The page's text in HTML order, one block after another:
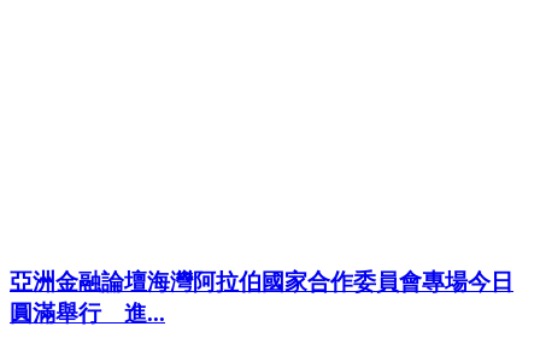
亞洲金融論壇海灣阿拉伯國家合作委員會專場今日
圓滿舉行 進...